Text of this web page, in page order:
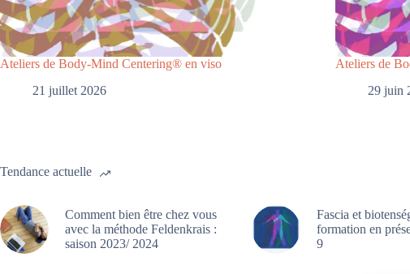
Ateliers de Body-Mind Centering® en viso
21 juillet 2026
Ateliers de
29 juin
Tendance actuelle
Comment bien être chez vous
avec la méthode Feldenkrais :
saison 2023/ 2024
Fascia et
formation en
9